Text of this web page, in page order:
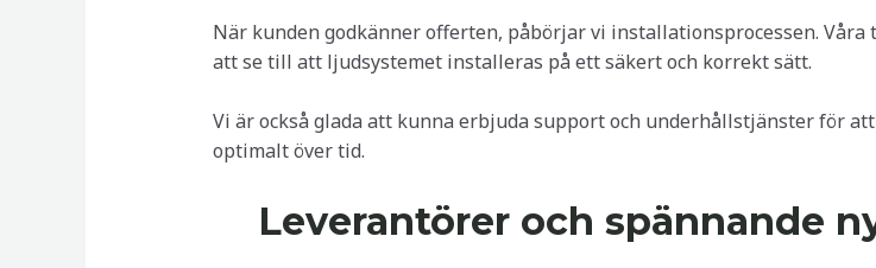
När kunden godkänner offerten, påbörjar vi installationsprocessen.
att se till att ljudsystemet installeras på ett säkert och korrekt sätt.
Vi är också glada att kunna erbjuda support och underhållstjänster för
optimalt över tid.
Leverantörer och spännande